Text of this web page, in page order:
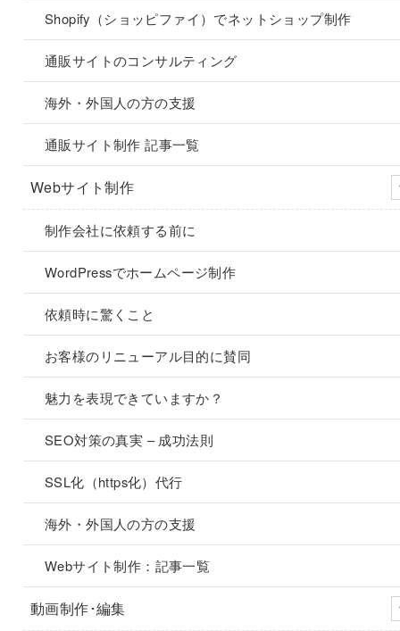
Shopify（ショッピファイ）でネットショップ制作
通販サイトのコンサルティング
海外・外国人の方の支援
通販サイト制作 記事一覧
Webサイト制作
制作会社に依頼する前に
WordPressでホームページ制作
依頼時に驚くこと
お客様のリニューアル目的に賛同
魅力を表現できていますか？
SEO対策の真実 – 成功法則
SSL化（https化）代行
海外・外国人の方の支援
Webサイト制作：記事一覧
動画制作･編集